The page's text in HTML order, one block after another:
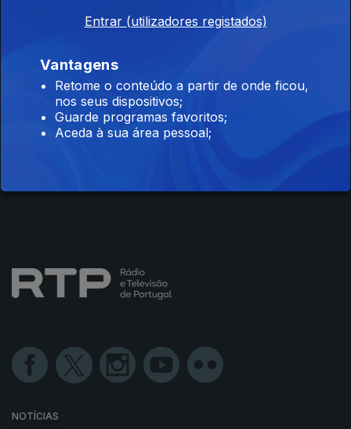
Instale a aplicação
NOTÍCIAS
Entrar (utilizadores registados)
Vantagens
Retome o conteúdo a partir de onde ficou,
nos seus dispositivos;
Guarde programas favoritos;
Aceda à sua área pessoal;